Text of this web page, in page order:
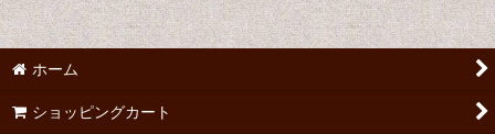
並び順:
ホーム
ショッピングカート